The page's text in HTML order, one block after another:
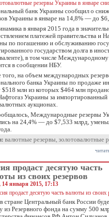
банк Украины сообщил о
Украины в январе на 14,8% — до
в января 2015 года в
платежей правительства и
по погашению и обслуживанию
государством долга в
в том числе
в сообщении НБУ.
на объем международных
банка Украины по продаже
млн из которых $464 млн
Украины за импортированный
аукционах.
Международные резервы
на 24,4% — до $7,533 млрд,
валютные резервы, золотовалютные
продаст десятую часть
из своих резервов
14 января 2015, 17:13
стране Центральный банк России
из Резервного фонда на сумму 500